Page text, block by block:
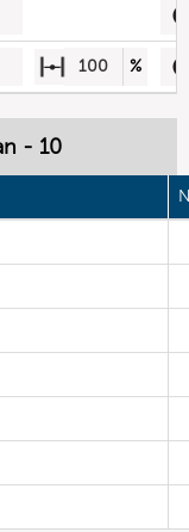
100 %
- 10